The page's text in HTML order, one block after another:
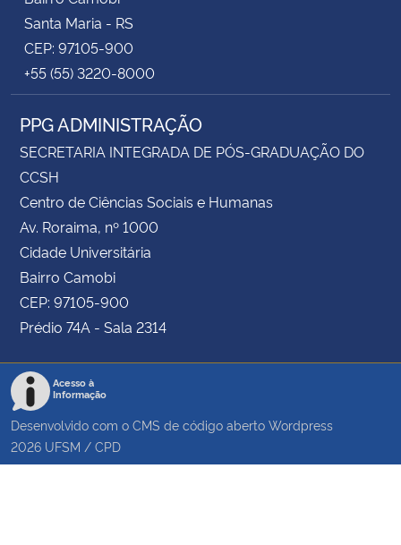
Santa Maria - RS
CEP: 97105-900
+55 (55) 3220-8000
PPG ADMINISTRAÇÃO
SECRETARIA INTEGRADA DE PÓS-GRADUAÇÃO DO
CCSH
Centro de Ciências Sociais e Humanas
Av. Roraima, nº 1000
Cidade Universitária
Bairro Camobi
CEP: 97105-900
Prédio 74A - Sala 2314
Acesso à
Informação
Desenvolvido com o CMS de código aberto Wordpress
2026 UFSM / CPD